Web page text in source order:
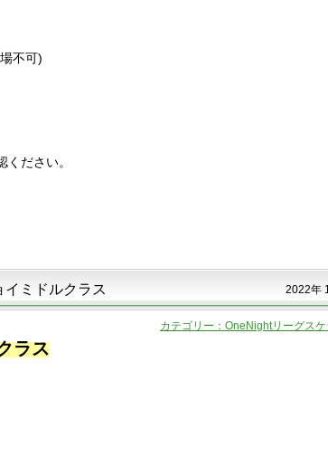
不可)
ください。
ミドルクラス 2022年
カテゴリー：OneNightリーグス
ラス